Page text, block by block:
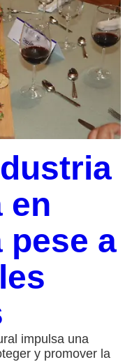
en
pese a
impulsa una
y promover la